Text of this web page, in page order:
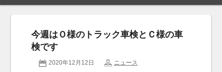
Company outline
会社概要
アクセス
今週はＯ様のトラック車検とＣ様の車
検です
2020年12月12日 ニュース